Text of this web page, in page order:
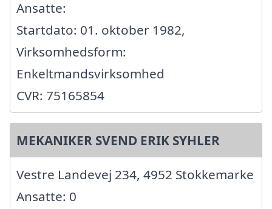
Ansatte:
Startdato: 01. oktober 1982,
Virksomhedsform:
Enkeltmandsvirksomhed
CVR: 75165854
MEKANIKER SVEND ERIK SYHLER
Vestre Landevej 234, 4952 Stokkemarke
Ansatte: 0